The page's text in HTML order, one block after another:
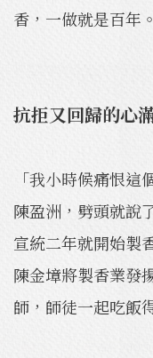
香，一做就是百年。
抗拒又回歸的心
「我小時候痛恨
陳盈洲，劈頭就說
宣統二年就開始製
陳金墇將製香業發
師，師徒一起吃飯